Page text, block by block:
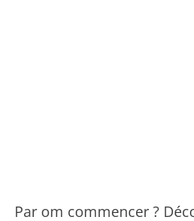
Par om commencer ?